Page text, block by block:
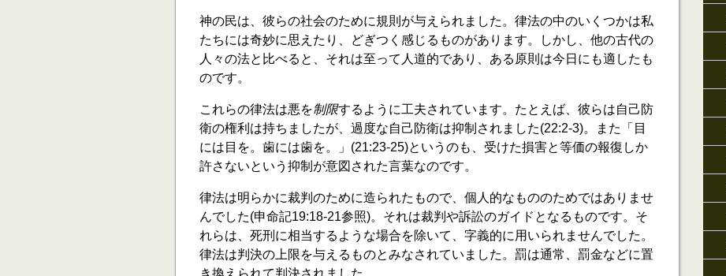
神の民は、彼らの社会のために規則が与えられました。律法の中のいくつかは私
たちには奇妙に思えたり、どぎつく感じるものがあります。しかし、他の古代の
人々の法と比べると、それは至って人道的であり、ある原則は今日にも適したも
のです。
これらの律法は悪を制限するように工夫されています。たとえば、彼らは自己防
衛の権利は持ちましたが、過度な自己防衛は抑制されました(22:2-3)。また「目
には目を。歯には歯を。」(21:23-25)というのも、受けた損害と等価の報復しか
許さないという抑制が意図された言葉なのです。
律法は明らかに裁判のために造られたもので、個人的なもののためではありませ
んでした(申命記19:18-21参照)。それは裁判や訴訟のガイドとなるものです。そ
れらは、死刑に相当するような場合を除いて、字義的に用いられませんでした。
律法は判決の上限を与えるものとみなされていました。罰は通常、罰金などに置